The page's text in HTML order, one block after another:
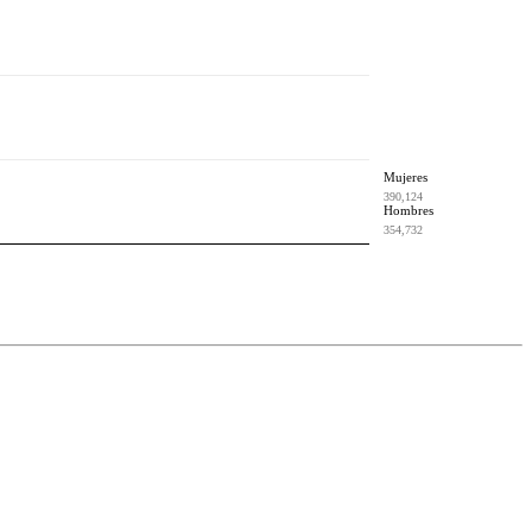
Mujeres
390,124
Hombres
354,732